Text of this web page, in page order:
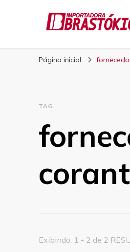
Blog
Página inicial
TAG
Exibindo: 1 - 2 de 2